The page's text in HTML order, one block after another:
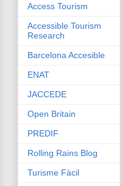
Access Tourism
Accessible Tourism
Research
Barcelona Accesible
ENAT
JACCEDE
Open Britain
PREDIF
Rolling Rains Blog
Turisme Fàcil